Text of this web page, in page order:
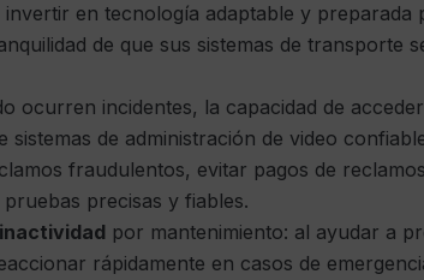
en tecnología adaptable y preparada
de que sus sistemas de transporte
ocurren incidentes, la capacidad de
sistemas de administración de video
fraudulentos, evitar pagos de
precisas y fiables.
por mantenimiento: al ayudar a
rápidamente en casos de